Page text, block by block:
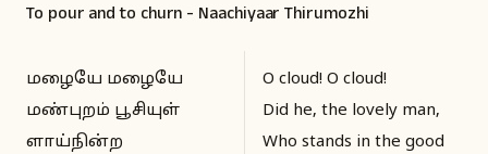
To pour and to churn - Naachiyaar Thirumozhi
மழையே மழையே
மண்புறம் பூசியுள்
ளாய்நின்ற
O cloud! O cloud!
Did he, the lovely man,
Who stands in the good